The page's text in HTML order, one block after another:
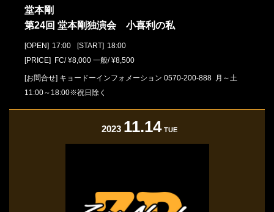
堂本剛
第24回 堂本剛独演会 小喜利の私
[OPEN] 17:00 [START] 18:00
[PRICE] FC/ ¥8,000 一般/ ¥8,500
[お問合せ] キョードーインフォメーション 0570-200-888 月～土
11:00～18:00※祝日除く
2023 11.14 TUE